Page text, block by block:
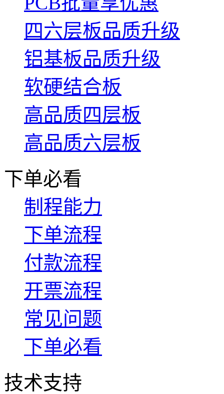
四六层板品质升级
铝基板品质升级
软硬结合板
高品质四层板
高品质六层板
下单必看
制程能力
下单流程
付款流程
开票流程
常见问题
下单必看
技术支持